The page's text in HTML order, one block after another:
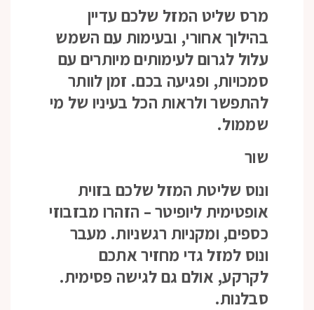
מרס שליט המזל שלכם עדיין
בהילוך אחורי, ובעימות עם השמש
עלול לגרום לעימותים מיותרים עם
סמכויות, ופגיעה בכם. זמן לוותר
להתפשר ולראות הכל בעיניו של מי
שממול.
שור
ונוס שליטת המזל שלכם בזוית
אופטימית ליופיטר – הזהרו מבזבוזי
כספים, ומקניות רגשניות. מעבר
ונוס למזל גדי מחזיר אתכם
לקרקע, אולם גם לגישה פסימית.
סבלנות.